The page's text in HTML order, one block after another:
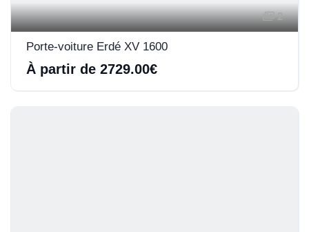
2
Porte-voiture Erdé XV 1600
À partir de 2729.00€